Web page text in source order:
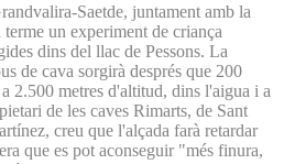
Saetde, juntament amb la
un experiment de criança
dins del llac de Pessons. La
de cava sorgirà després que 200
2.500 metres d'altitud, dins l'aigua i a
de les caves Rimarts, de Sant
creu que l'alçada farà retardar
que es pot aconseguir "més finura,